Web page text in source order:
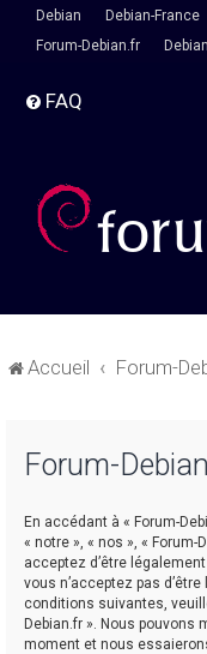
Debian Debian-France
Forum-Debian.fr
FAQ
Accueil Forum-
Forum-
En accédant à « Forum-
« notre », « nos », «
acceptez d’être
vous n’acceptez pas
conditions suivantes,
Debian.fr ». Nous pouvons
moment et nous